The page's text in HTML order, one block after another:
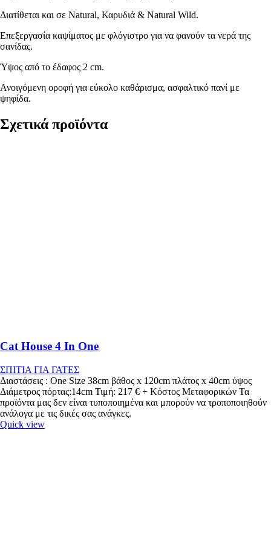
Διατίθεται και σε Natural, Καρυδιά & Natural Wild.
Επεξεργασία καψίματος με φλόγιστρο για να φανούν τα νερά της
σανίδας.
Ύψος από το έδαφος 2 cm.
Ανοιγόμενη οροφή για εύκολο καθάρισμα, ασφαλτικό πανί με
ψηφίδα.
Σχετικά προϊόντα
Cat House 4 In One
ΣΠΙΤΙΑ ΓΙΑ ΓΑΤΕΣ
Διαστάσεις : One Size 38cm βάθος x 120cm πλάτος x 40cm ύψος
Διάμετρος πόρτας:14cm Τιμή: 217 € + Κόστος Μεταφορικών Τα
προϊόντα μας δεν είναι τυποποιημένα και μπορούν να τροποποιηθούν
ανάλογα με τις δικές σας ανάγκες.
Quick view